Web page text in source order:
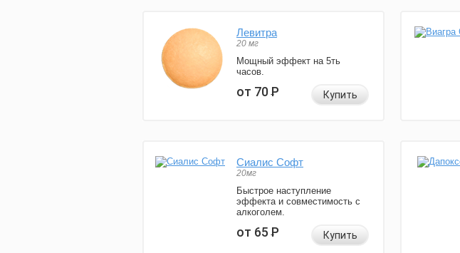
Левитра
20 мг
Мощный эффект на 5ть
часов.
от 70Р Купить
Сиалис Софт
20мг
Быстрое наступление
эффекта и совместимость с
алкоголем.
от 65Р Купить